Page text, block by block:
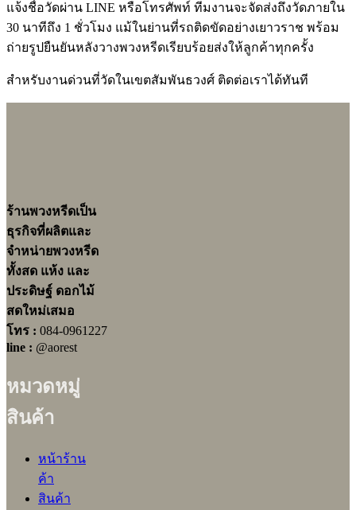
แจ้งชื่อวัดผ่าน LINE หรือโทรศัพท์ ทีมงานจะจัดส่งถึงวัดภายใน
30 นาทีถึง 1 ชั่วโมง แม้ในย่านที่รถติดขัดอย่างเยาวราช พร้อม
ถ่ายรูปยืนยันหลังวางพวงหรีดเรียบร้อยส่งให้ลูกค้าทุกครั้ง
สำหรับงานด่วนที่วัดในเขตสัมพันธวงศ์ ติดต่อเราได้ทันที
ร้านพวงหรีดเป็น
ธุรกิจที่ผลิตและ
จำหน่ายพวงหรีด
ทั้งสด แห้ง และ
ประดิษฐ์ ดอกไม้
สดใหม่เสมอ
โทร : 084-0961227
line : @aorest
หมวดหมู่
สินค้า
หน้าร้าน
ค้า
สินค้า